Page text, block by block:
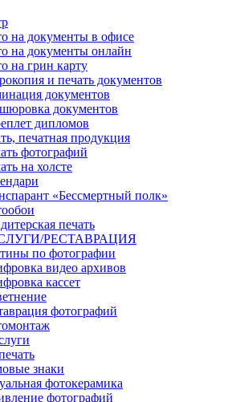
на документы в офисе
на документы онлайн
на грин карту
и печать документов
документов
документов
дипломов
печатная продукция
фотографий
на холсте
«Бессмертный полк»
печать
РЕСТАВРАЦИЯ
по фотографии
видео архивов
кассет
фотографий
знаки
фотокерамика
фотографий